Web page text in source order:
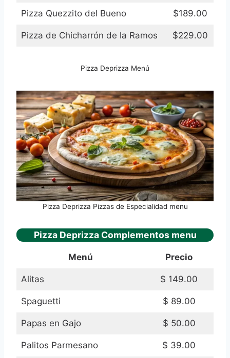
Pizza Quezzito del Bueno $189.00
Pizza de Chicharrón de la Ramos $229.00
Pizza Deprizza Menú
Pizza Deprizza Pizzas de Especialidad menu
Pizza Deprizza Complementos menu
Menú Precio
Alitas $ 149.00
Spaguetti $ 89.00
Papas en Gajo $ 50.00
Palitos Parmesano $ 39.00